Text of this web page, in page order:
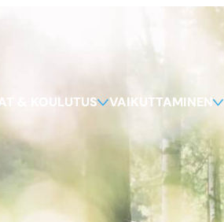
& KOULUTUS VAIKUTTAMINEN